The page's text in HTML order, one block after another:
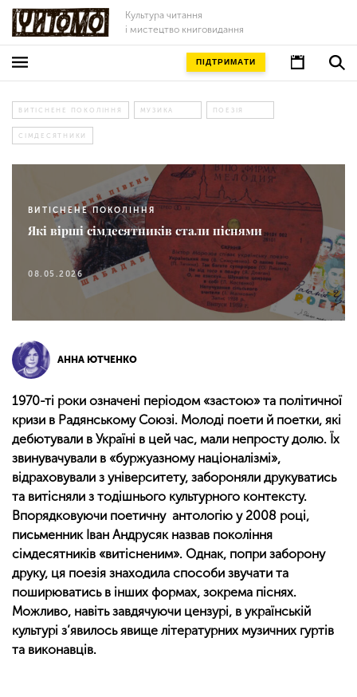
Культура читання
і мистецтво книговидання
ПІДТРИМАТИ
ВИТІСНЕНЕ ПОКОЛІННЯ МУЗИКА ПОЕЗІЯ
СІМДЕСЯТНИКИ
ВИТІСНЕНЕ ПОКОЛІННЯ
Які вірші сімдесятників стали піснями
08.05.2026
АННА ЮТЧЕНКО
1970-ті роки означені періодом «застою» та політичної
кризи в Радянському Союзі. Молоді поети й поетки, які
дебютували в Україні в цей час, мали непросту долю. Їх
звинувачували в «буржуазному націоналізмі»,
відраховували з університету, забороняли друкуватись
та витісняли з тодішнього культурного контексту.
Впорядковуючи поетичну антологію у 2008 році,
письменник Іван Андрусяк назвав покоління
сімдесятників «витісненим». Однак, попри заборону
друку, ця поезія знаходила способи звучати та
поширюватись в інших формах, зокрема піснях.
Можливо, навіть завдячуючи цензурі, в українській
культурі з’явилось явище літературних музичних гуртів
та виконавців.